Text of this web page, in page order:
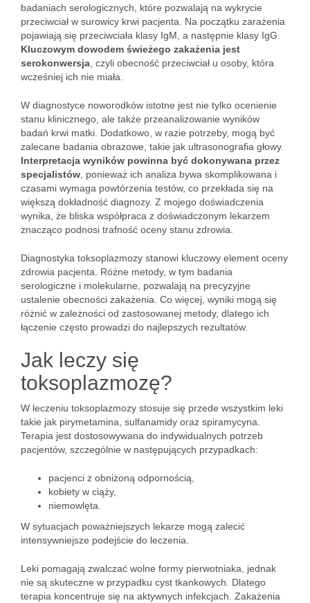
badaniach serologicznych, które pozwalają na wykrycie
przeciwciał w surowicy krwi pacjenta. Na początku zarażenia
pojawiają się przeciwciała klasy IgM, a następnie klasy IgG.
Kluczowym dowodem świeżego zakażenia jest
serokonwersja , czyli obecność przeciwciał u osoby, która
wcześniej ich nie miała.
W diagnostyce noworodków istotne jest nie tylko ocenienie
stanu klinicznego, ale także przeanalizowanie wyników
badań krwi matki. Dodatkowo, w razie potrzeby, mogą być
zalecane badania obrazowe, takie jak ultrasonografia głowy.
Interpretacja wyników powinna być dokonywana przez
specjalistów , ponieważ ich analiza bywa skomplikowana i
czasami wymaga powtórzenia testów, co przekłada się na
większą dokładność diagnozy. Z mojego doświadczenia
wynika, że bliska współpraca z doświadczonym lekarzem
znacząco podnosi trafność oceny stanu zdrowia.
Diagnostyka toksoplazmozy stanowi kluczowy element oceny
zdrowia pacjenta. Różne metody, w tym badania
serologiczne i molekularne, pozwalają na precyzyjne
ustalenie obecności zakażenia. Co więcej, wyniki mogą się
różnić w zależności od zastosowanej metody, dlatego ich
łączenie często prowadzi do najlepszych rezultatów.
Jak leczy się
toksoplazmozę?
W leczeniu toksoplazmozy stosuje się przede wszystkim leki
takie jak pirymetamina, sulfanamidy oraz spiramycyna.
Terapia jest dostosowywana do indywidualnych potrzeb
pacjentów, szczególnie w następujących przypadkach:
pacjenci z obniżoną odpornością,
kobiety w ciąży,
niemowlęta.
W sytuacjach poważniejszych lekarze mogą zalecić
intensywniejsze podejście do leczenia.
Leki pomagają zwalczać wolne formy pierwotniaka, jednak
nie są skuteczne w przypadku cyst tkankowych. Dlatego
terapia koncentruje się na aktywnych infekcjach. Zakażenia